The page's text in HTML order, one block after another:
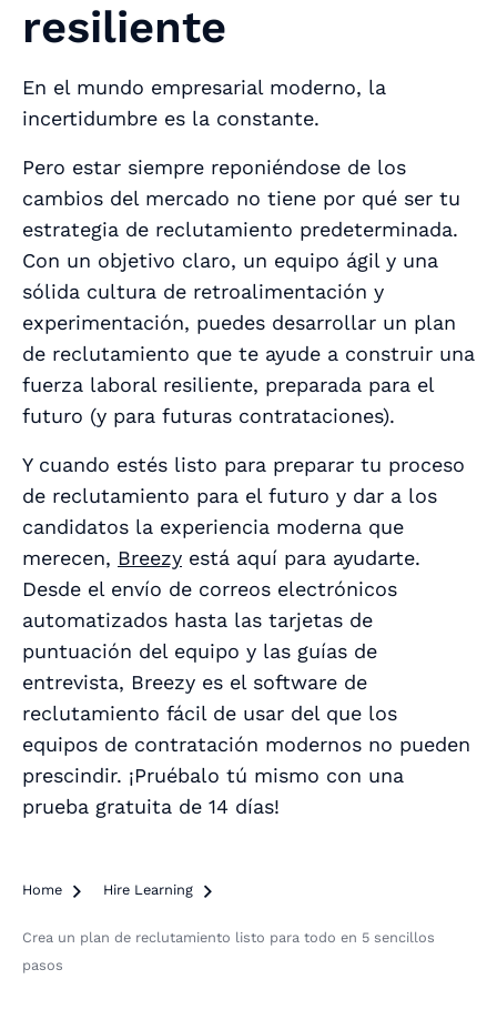
resiliente
En el mundo empresarial moderno, la
incertidumbre es la constante.
Pero estar siempre reponiéndose de los
cambios del mercado no tiene por qué ser tu
estrategia de reclutamiento predeterminada.
Con un objetivo claro, un equipo ágil y una
sólida cultura de retroalimentación y
experimentación, puedes desarrollar un plan
de reclutamiento que te ayude a construir una
fuerza laboral resiliente, preparada para el
futuro (y para futuras contrataciones).
Y cuando estés listo para preparar tu proceso
de reclutamiento para el futuro y dar a los
candidatos la experiencia moderna que
merecen, Breezy está aquí para ayudarte.
Desde el envío de correos electrónicos
automatizados hasta las tarjetas de
puntuación del equipo y las guías de
entrevista, Breezy es el software de
reclutamiento fácil de usar del que los
equipos de contratación modernos no pueden
prescindir. ¡Pruébalo tú mismo con una
prueba gratuita de 14 días!
Home  Hire Learning 
Crea un plan de reclutamiento listo para todo en 5 sencillos
pasos